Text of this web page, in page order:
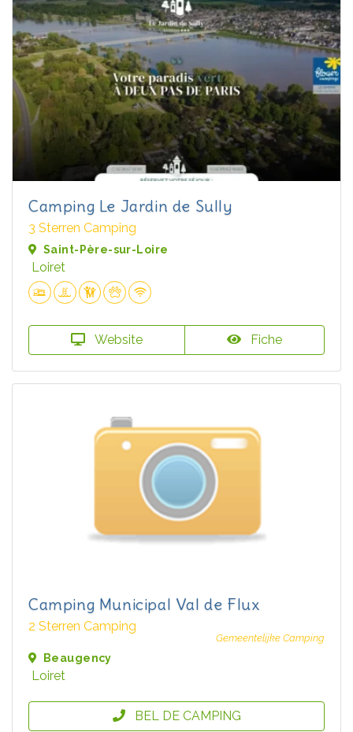
Camping Le Jardin de Sully
3 Sterren Camping
Saint-Père-sur-Loire
Loiret
Website Fiche
Camping Municipal Val de Flux
2 Sterren Camping
Gemeentelijke Camping
Beaugency
Loiret
BEL DE CAMPING